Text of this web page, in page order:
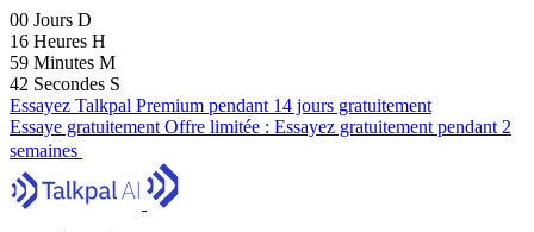
00 Jours D
16 Heures H
59 Minutes M
41 Secondes S
Essayez Talkpal Premium pendant 14 jours gratuitement
Essaye gratuitement Offre limitée : Essayez gratuitement pendant 2
semaines